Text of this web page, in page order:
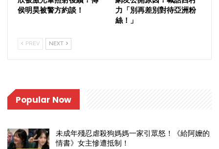
侯明昊被警方約談！
力「別再差別對待亞洲粉
絲！」
PREV NEXT
Popular Now
未成年殘忍虐殺狗媽媽一家引眾怒！《給阿嬤的
情書》女主慘遭抵制！